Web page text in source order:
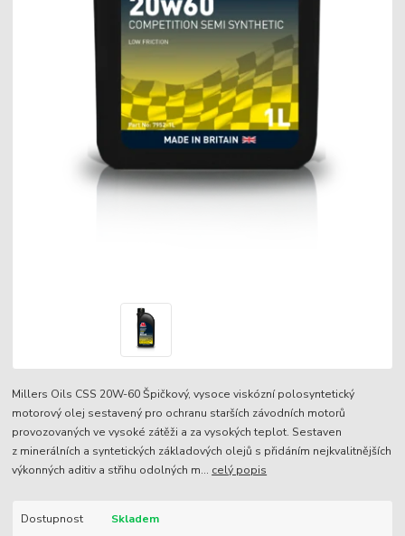
Millers Oils CSS 20W-60 Špičkový, vysoce viskózní polosyntetický
motorový olej sestavený pro ochranu starších závodních motorů
provozovaných ve vysoké zátěži a za vysokých teplot. Sestaven
z minerálních a syntetických základových olejů s přidáním nejkvalitnějších
výkonných aditiv a střihu odolných m... celý popis
Dostupnost
Skladem